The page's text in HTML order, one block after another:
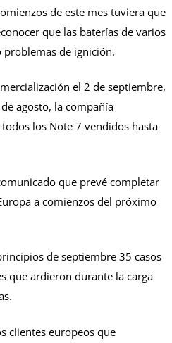
de este mes tuviera que
que las baterías de varios
de ignición.
el 2 de septiembre,
agosto, la compañía
los Note 7 vendidos hasta
que prevé completar
a comienzos del próximo
de septiembre 35 casos
que ardieron durante la carga
clientes europeos que